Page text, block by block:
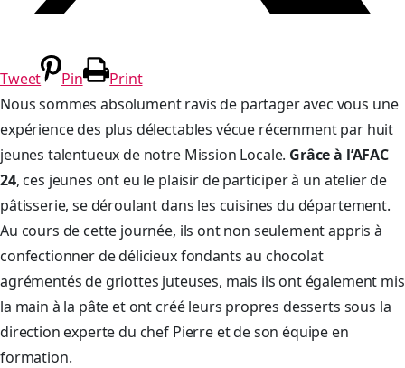
Tweet Pin
Print
Nous sommes absolument ravis de partager avec vous une
expérience des plus délectables vécue récemment par huit
jeunes talentueux de notre Mission Locale. Grâce à l’AFAC
24, ces jeunes ont eu le plaisir de participer à un atelier de
pâtisserie, se déroulant dans les cuisines du département.
Au cours de cette journée, ils ont non seulement appris à
confectionner de délicieux fondants au chocolat
agrémentés de griottes juteuses, mais ils ont également mis
la main à la pâte et ont créé leurs propres desserts sous la
direction experte du chef Pierre et de son équipe en
formation.